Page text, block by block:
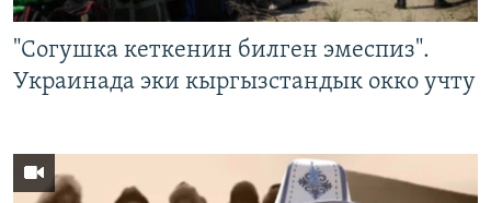
"Согушка кеткенин билген эмеспиз".
Украинада эки кыргызстандык окко учту